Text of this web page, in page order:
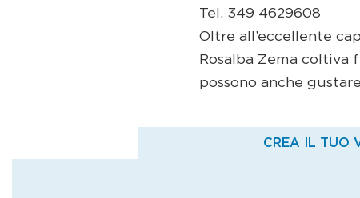
Tel. 349 4629608
Oltre all’eccellente
Rosalba Zema
possono anche